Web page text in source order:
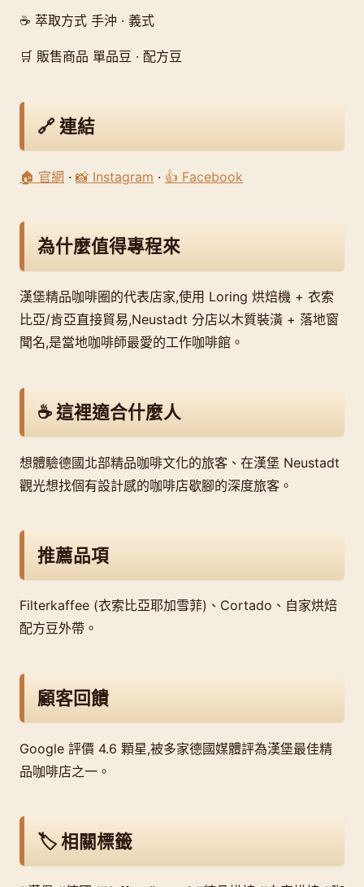
☕ 萃取方式 手沖 · 義式
🛒 販售商品 單品豆 · 配方豆
🔗 連結
🏠 官網 · 📸 Instagram · 👍 Facebook
為什麼值得專程來
漢堡精品咖啡圈的代表店家,使用 Loring 烘焙機 + 衣索
比亞/肯亞直接貿易,Neustadt 分店以木質裝潢 + 落地窗
聞名,是當地咖啡師最愛的工作咖啡館。
☕ 這裡適合什麼人
想體驗德國北部精品咖啡文化的旅客、在漢堡 Neustadt
觀光想找個有設計感的咖啡店歇腳的深度旅客。
推薦品項
Filterkaffee (衣索比亞耶加雪菲)、Cortado、自家烘焙
配方豆外帶。
顧客回饋
Google 評價 4.6 顆星,被多家德國媒體評為漢堡最佳精
品咖啡店之一。
🏷️ 相關標籤